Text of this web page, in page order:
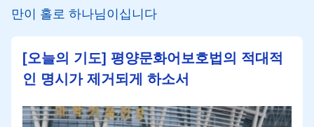
만이 홀로 하나님이십니다
[오늘의 기도] 평양문화어보호법의 적대적
인 명시가 제거되게 하소서